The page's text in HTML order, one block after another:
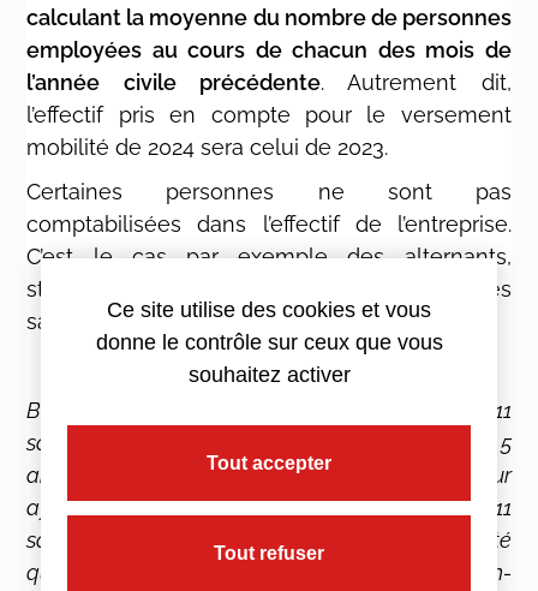
calculant la moyenne du nombre de personnes
employées au cours de chacun des mois de
l’année civile précédente. Autrement dit,
l’effectif pris en compte pour le versement
mobilité de 2024 sera celui de 2023.
Certaines personnes ne sont pas
comptabilisées dans l’effectif de l’entreprise.
C’est le cas par exemple des alternants,
stagiaires, ou encore des CDD remplaçant des
salariés absents par exemple.
Bon à savoir : Le dépassement du seuil des 11
salariés n’est pris en compte qu’à partir de 5
années consécutives. Par exemple, un employeur
ayant constaté début 2023 qu’il a dépassé les 11
salariés, ne sera redevable du versement mobilité
qu’en 2028, à condition qu’il ne repasse pas en-
Ce site utilise des cookies et vous
donne le contrôle sur ceux que vous
souhaitez activer
Tout accepter
Tout refuser